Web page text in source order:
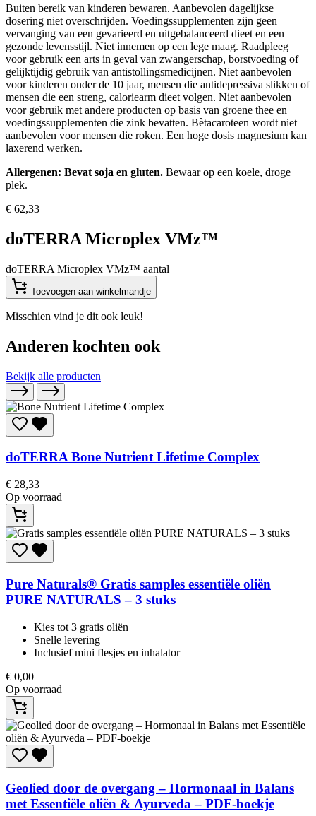
Buiten bereik van kinderen bewaren. Aanbevolen dagelijkse
dosering niet overschrijden. Voedingssupplementen zijn geen
vervanging van een gevarieerd en uitgebalanceerd dieet en een
gezonde levensstijl. Niet innemen op een lege maag. Raadpleeg
voor gebruik een arts in geval van zwangerschap, borstvoeding of
gelijktijdig gebruik van antistollingsmedicijnen. Niet aanbevolen
voor kinderen onder de 10 jaar, mensen die antidepressiva slikken of
mensen die een streng, caloriearm dieet volgen. Niet aanbevolen
voor gebruik met andere producten op basis van groene thee en
voedingssupplementen die zink bevatten. Bètacaroteen wordt niet
aanbevolen voor mensen die roken. Een hoge dosis magnesium kan
laxerend werken.
Allergenen: Bevat soja en gluten. Bewaar op een koele, droge
plek.
€ 62,33
doTERRA Microplex VMz™
doTERRA Microplex VMz™ aantal
Toevoegen aan winkelmandje
Misschien vind je dit ook leuk!
Anderen kochten ook
Bekijk alle producten
doTERRABone Nutrient Lifetime Complex
€ 28,33
Op voorraad
Pure Naturals® Gratis samples essentiële oliën
PURE NATURALS – 3 stuks
Kies tot 3 gratis oliën
Snelle levering
Inclusief mini flesjes en inhalator
€ 0,00
Op voorraad
Geolied door de overgang – Hormonaal in Balans
met Essentiële oliën & Ayurveda – PDF-boekje